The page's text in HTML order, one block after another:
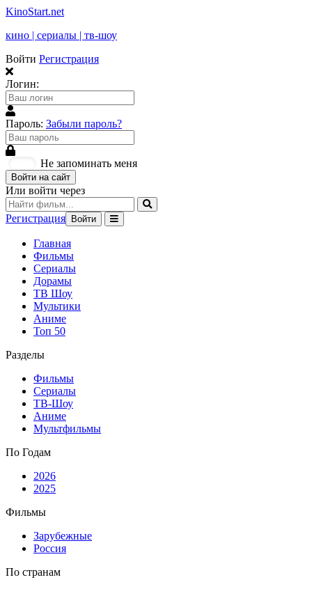
KinoStart.net
кино | сериалы | тв-шоу
Войти Регистрация
Логин:
Пароль: Забыли пароль?
Не запоминать меня
Войти на сайт
Или войти через
Регистрация Войти
Главная
Фильмы
Сериалы
Дорамы
ТВ Шоу
Мультики
Аниме
Топ 50
Разделы
Фильмы
Сериалы
ТВ-Шоу
Аниме
Мультфильмы
По Годам
2026
2025
Фильмы
Зарубежные
Россия
По странам